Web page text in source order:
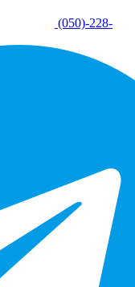
(050)-228-